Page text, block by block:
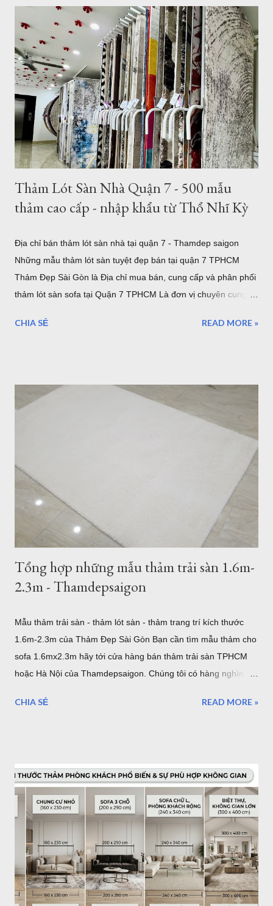
sàn phòng khách hiện đại TPHCM thảm trải sàn phòng ngủ
đẹp TPHCM thảm trải sàn phòng khách đẹp TPHCM thảm
decor phòng ngủ TPHCM Thảm tròn 3m được nhập khẩu từ
Thổ Nhĩ Kỳ , với chất lượng châu âu, những mẫu trên đây đã
được gia công để làm theo kích thước mong muốn của khách
hàng. Hình ảnh trên là nhân viên đang gia công cắt thảm tròn
3m tại TPHCM . Tất nhiên bạn có thể chọn kích thước thảm
tròn nhỏ hơn như thảm tròn 2m có rất nhiều mẫu tại showroom
thảm đẹp Tphcm...
Thảm Lót Sàn Nhà Quận 7 - 500 mẫu
thảm cao cấp - nhập khẩu từ Thổ Nhĩ Kỳ
Địa chỉ bán thảm lót sàn nhà tại quận 7 - Thamdep saigon
Những mẫu thảm lót sàn tuyệt đẹp bán tại quận 7 TPHCM
Thảm Đẹp Sài Gòn là Địa chỉ mua bán, cung cấp và phân phối
thảm lót sàn sofa tại Quận 7 TPHCM Là đơn vị chuyên cung
Tân Quy Quận 7. Vừa là showroom trưng bày sản phẩm, vừa
Thảm lót sàn quận 7 - ghé xem 500 mẫu thảm cao cấp đến từ
Thổ Nhĩ Kỳ Với hơn 500 mẫu thảm trải sàn, từ hiện đại đến cổ
điển, tân cổ điển, thảm lót sàn quận 7 sẽ là sự lựa chọn tốt
TPHCM Thảm Sợi Ngắn Quận 7 I0001 Mẫu thảm hiện đại
Thảm Sợi Ngắn I0002 Thảm Lót sàn quận 7 I0003 Thảm trải
sàn quận 7 I0006 Thảm lót sàn bán tại quận 7 I0016 5 mẫu
thảm lông xù bán t...
CHIA SẺ READ MORE »
Tổng hợp những mẫu thảm trải sàn 1.6m-
2.3m - Thamdepsaigon
Mẫu thảm trải sàn - thảm lót sàn - thảm trang trí kích thước
1.6m-2.3m của Thảm Đẹp Sài Gòn Bạn cần tìm mẫu thảm cho
sofa 1.6mx2.3m hãy tới cửa hàng bán thảm trải sàn TPHCM
hoặc Hà Nội của Thamdepsaigon. Chúng tôi có hàng nghìn
phòng khách, phòng ngủ, phòng ăn... mẫu thảm cho sofa
Giao hàng - Thanh toán - Bảo Hành.. Địa chỉ mua thảm trải
sàn ở TPHCM - Hà Nội Giới thiệu thảm trải sàn - thảm trang trí
của Thảm Đẹp. Thảm Đẹp Sài Gòn là đơn vị phân phối thảm
Thổ Nhĩ Kỳ với kho hàng - cửa hàng thảm ở TPHCM và Hà
Nội. Với hơn ngàn mẫu thảm trang trí phòng khách, phòng
ngủ... Kích thước, tiêu chuẩn của Châu Âu. Toàn bộ sản phẩm
được đặt hàng theo yêu cầu của chúng tôi và nhập khẩu trực
tiếp về Việt Nam. Vì vậy bạn có thể tìm thấy cho mình một
CHIA SẺ READ MORE »